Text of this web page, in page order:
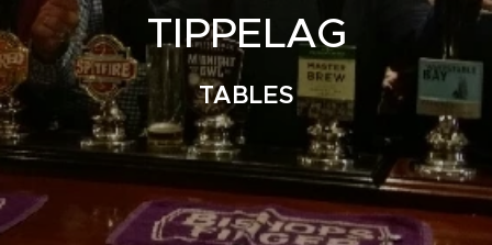
TIPPELAG
TABLES